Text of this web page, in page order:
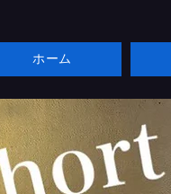
ホーム